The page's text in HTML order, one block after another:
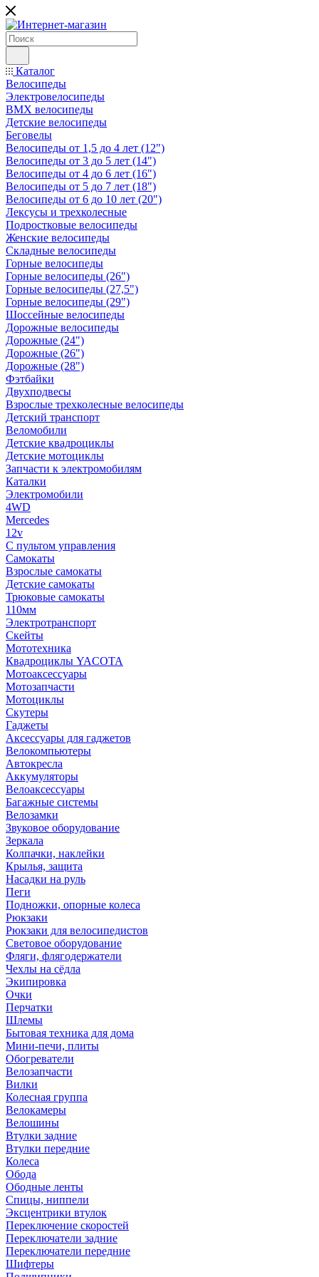
Каталог
Велосипеды
Электровелосипеды
BMX велосипеды
Детские велосипеды
Беговелы
Велосипеды от 1,5 до 4 лет (12")
Велосипеды от 3 до 5 лет (14")
Велосипеды от 4 до 6 лет (16")
Велосипеды от 5 до 7 лет (18")
Велосипеды от 6 до 10 лет (20")
Лексусы и трехколесные
Подростковые велосипеды
Женские велосипеды
Складные велосипеды
Горные велосипеды
Горные велосипеды (26")
Горные велосипеды (27,5")
Горные велосипеды (29")
Шоссейные велосипеды
Дорожные велосипеды
Дорожные (24")
Дорожные (26")
Дорожные (28")
Фэтбайки
Двухподвесы
Взрослые трехколесные велосипеды
Детский транспорт
Веломобили
Детские квадроциклы
Детские мотоциклы
Запчасти к электромобилям
Каталки
Электромобили
4WD
Mercedes
12v
С пультом управления
Самокаты
Взрослые самокаты
Детские самокаты
Трюковые самокаты
110мм
Электротранспорт
Скейты
Мототехника
Квадроциклы YACOTA
Мотоаксессуары
Мотозапчасти
Мотоциклы
Скутеры
Гаджеты
Аксессуары для гаджетов
Велокомпьютеры
Автокресла
Аккумуляторы
Велоаксессуары
Багажные системы
Велозамки
Звуковое оборудование
Зеркала
Колпачки, наклейки
Крылья, защита
Насадки на руль
Пеги
Подножки, опорные колеса
Рюкзаки
Рюкзаки для велосипедистов
Световое оборудование
Фляги, флягодержатели
Чехлы на сёдла
Экипировка
Очки
Перчатки
Шлемы
Бытовая техника для дома
Мини-печи, плиты
Обогреватели
Велозапчасти
Вилки
Колесная группа
Велокамеры
Велошины
Втулки задние
Втулки передние
Колеса
Обода
Ободные ленты
Спицы, ниппели
Эксцентрики втулок
Переключение скоростей
Переключатели задние
Переключатели передние
Шифтеры